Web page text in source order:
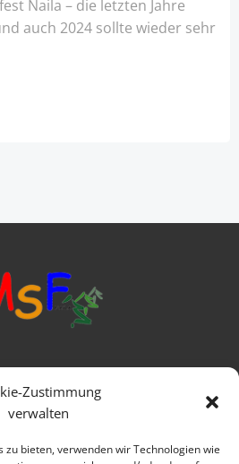
Zustimmung
verwalten
zu bieten, verwenden wir Technologien wie
Naila – die letzten Jahre
auch 2024 sollte wieder sehr
1
95119 Naila